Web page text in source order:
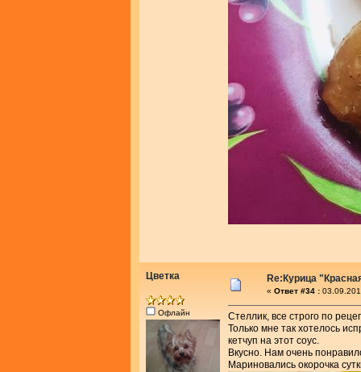
Цветка
Офлайн
Re:Курица
« Ответ #34 :
Стеллик, все строго по
Только мне так хотелось
кетчуп на этот соус.
Вкусно. Нам очень
Мариновались окорочка